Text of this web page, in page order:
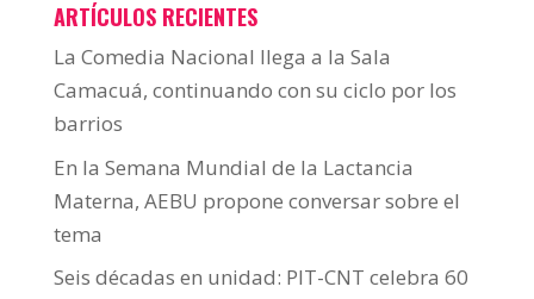
ARTÍCULOS RECIENTES
La Comedia Nacional llega a la Sala
Camacuá, continuando con su ciclo por los
barrios
En la Semana Mundial de la Lactancia
Materna, AEBU propone conversar sobre el
tema
Seis décadas en unidad: PIT-CNT celebra 60